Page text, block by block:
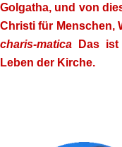
Golgatha, und von
Christi für Menschen,
charis-matica Das ist
Leben der Kirche.